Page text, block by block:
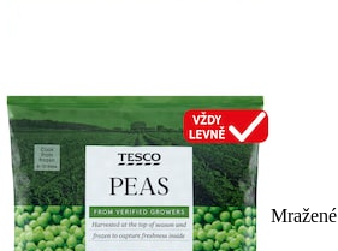
Mražené